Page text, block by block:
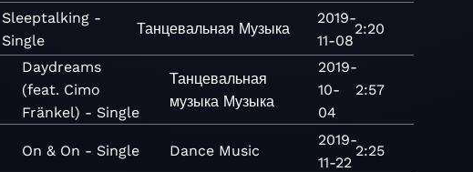
Sleeptalking -
Single
Танцевальная Музыка
2019-
11-08
2:20
Daydreams
(feat. Cimo
Fränkel) - Single
Танцевальная
музыка Музыка
2019-
10-
04
2:57
On & On - Single Dance Music
2019-
11-22
2:25